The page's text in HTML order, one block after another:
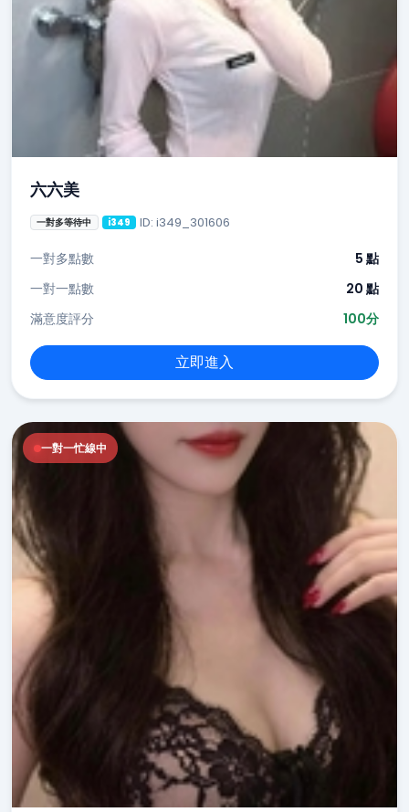
六六美
一對多等待中 i349 ID: i349_301606
一對多點數
5 點
一對一點數
20 點
滿意度評分
100分
立即進入
一對一忙線中